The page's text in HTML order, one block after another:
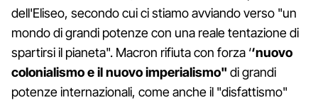
dell'Eliseo, secondo cui ci stiamo avviando verso "un
mondo di grandi potenze con una reale tentazione di
spartirsi il pianeta". Macron rifiuta con forza ‘‘nuovo
colonialismo e il nuovo imperialismo" di grandi
potenze internazionali, come anche il "disfattismo"